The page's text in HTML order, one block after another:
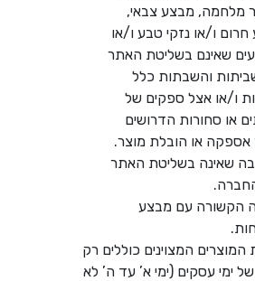
מלחמה, מבצע צבאי,
ו/או נזקי טבע ו/או
שאינם בשליטת האתר
והשבתות כלל
ו/או אצל ספקים של
או סחורות הדרושים
אספקה או הובלת מוצר.
שאינה בשליטת האתר
הקשורה עם מבצע
המצוינים כוללים רק
ימי עסקים (ימי א’ עד ה’ לא